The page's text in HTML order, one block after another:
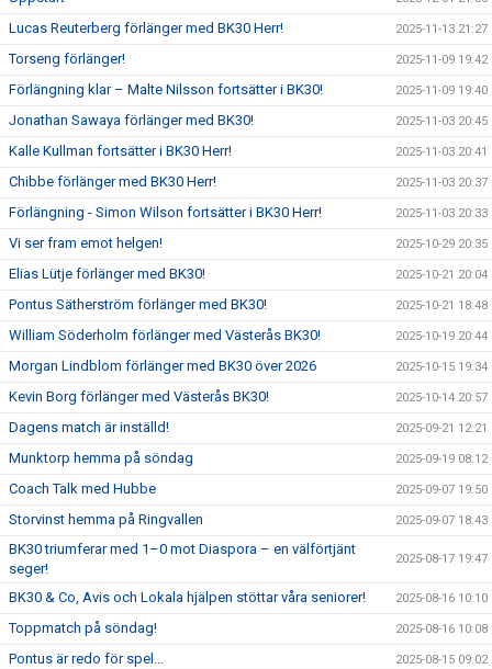
Lucas Reuterberg förlänger med BK30 Herr! 2025-11-13 21:27
Torseng förlänger! 2025-11-09 19:42
Förlängning klar – Malte Nilsson fortsätter i BK30! 2025-11-09 19:40
Jonathan Sawaya förlänger med BK30! 2025-11-03 20:45
Kalle Kullman fortsätter i BK30 Herr! 2025-11-03 20:41
Chibbe förlänger med BK30 Herr! 2025-11-03 20:37
Förlängning - Simon Wilson fortsätter i BK30 Herr! 2025-11-03 20:33
Vi ser fram emot helgen! 2025-10-29 20:35
Elias Lütje förlänger med BK30! 2025-10-21 20:04
Pontus Sätherström förlänger med BK30! 2025-10-21 18:48
William Söderholm förlänger med Västerås BK30! 2025-10-19 20:44
Morgan Lindblom förlänger med BK30 över 2026 2025-10-15 19:34
Kevin Borg förlänger med Västerås BK30! 2025-10-14 20:57
Dagens match är inställd! 2025-09-21 12:21
Munktorp hemma på söndag 2025-09-19 08:12
Coach Talk med Hubbe 2025-09-07 19:50
Storvinst hemma på Ringvallen 2025-09-07 18:43
BK30 triumferar med 1–0 mot Diaspora – en välförtjänt
seger!
2025-08-17 19:47
BK30 & Co, Avis och Lokala hjälpen stöttar våra seniorer! 2025-08-16 10:10
Toppmatch på söndag! 2025-08-16 10:08
Pontus är redo för spel... 2025-08-15 09:02